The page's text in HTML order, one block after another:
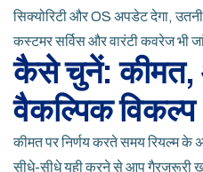
सिक्योरिटी और OS अपडेट देगा,
कस्टमर सर्विस और वारंटी कवरेज भी
कैसे चुनें:
वैकल्पिक विकल्प
कीमत पर निर्णय करते समय रियल्म
सीधे-सीधे यही करने से आप